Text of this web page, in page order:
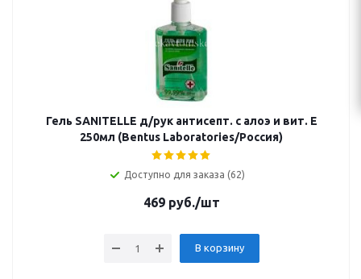
Гель SANITELLE д/рук антисепт. с алоэ и вит. Е
250мл (Bentus Laboratories/Россия)
Доступно для заказа (62)
469руб./шт
В корзину